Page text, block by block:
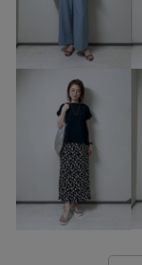
26SS20dp
26SS_エアリーリネ
2BUY10%OFF対象商品
Iラインシルエット
RP26SS
RP40offormore
きれいめ